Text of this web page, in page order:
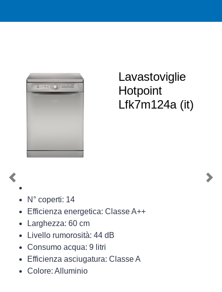
Lavastoviglie
Hotpoint
Lfk7m124a (it)
N° coperti: 14
Efficienza energetica: Classe A++
Larghezza: 60 cm
Livello rumorosità: 44 dB
Consumo acqua: 9 litri
Efficienza asciugatura: Classe A
Colore: Alluminio
Previous